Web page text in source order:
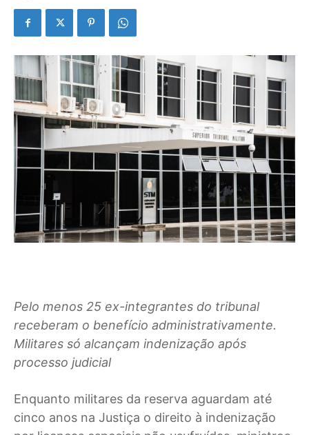
Pelo menos 25 ex-integrantes do tribunal
receberam o benefício administrativamente.
Militares só alcançam indenização após
processo judicial
Enquanto militares da reserva aguardam até
cinco anos na Justiça o direito à indenização